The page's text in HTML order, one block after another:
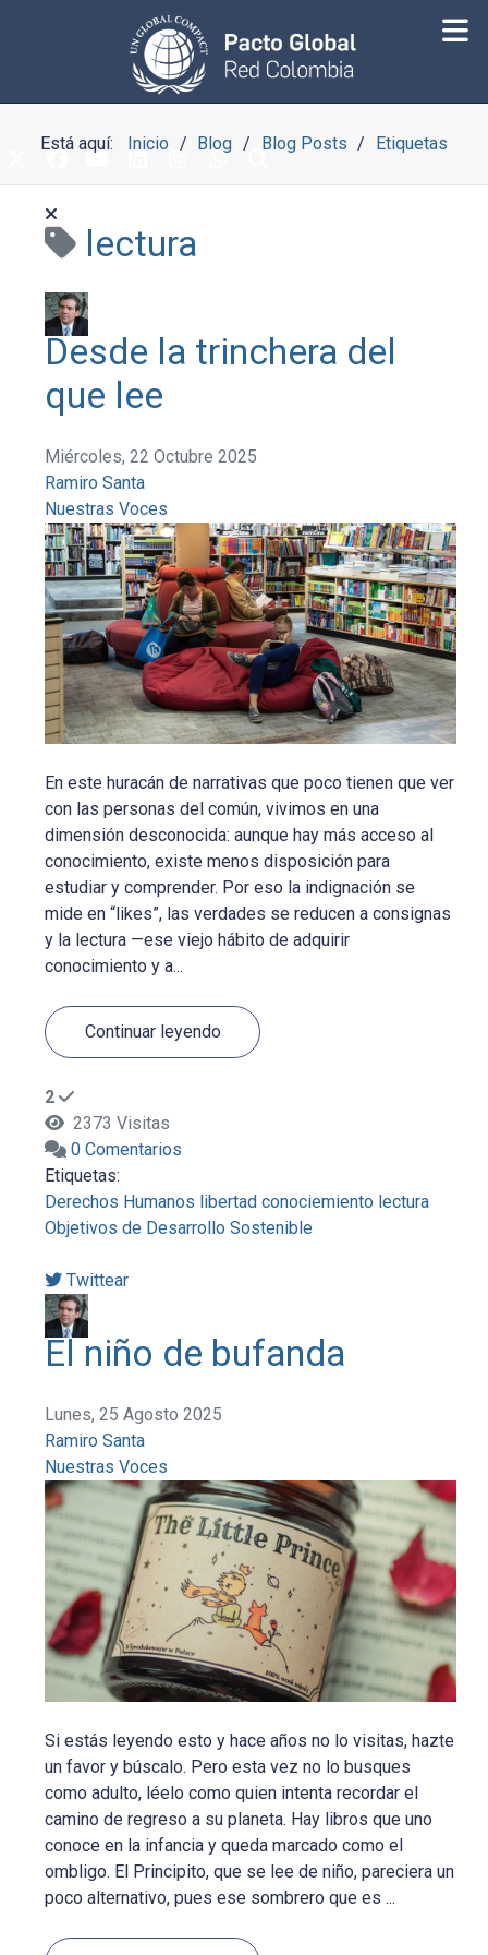
Está aquí: Inicio Blog Blog Posts Etiquetas
lectura
Desde la trinchera del
que lee
Miércoles, 22 Octubre 2025
Ramiro Santa
Nuestras Voces
En este huracán de narrativas que poco tienen que ver
con las personas del común, vivimos en una
dimensión desconocida: aunque hay más acceso al
conocimiento, existe menos disposición para
estudiar y comprender. Por eso la indignación se
mide en “likes”, las verdades se reducen a consignas
y la lectura —ese viejo hábito de adquirir
conocimiento y a...
Continuar leyendo
2
2373 Visitas
0 Comentarios
Etiquetas:
Derechos Humanos libertad conociemiento lectura
Objetivos de Desarrollo Sostenible
Twittear
El niño de bufanda
Lunes, 25 Agosto 2025
Ramiro Santa
Nuestras Voces
Si estás leyendo esto y hace años no lo visitas, hazte
un favor y búscalo. Pero esta vez no lo busques
como adulto, léelo como quien intenta recordar el
camino de regreso a su planeta. Hay libros que uno
conoce en la infancia y queda marcado como el
ombligo. El Principito, que se lee de niño, pareciera un
poco alternativo, pues ese sombrero que es ...